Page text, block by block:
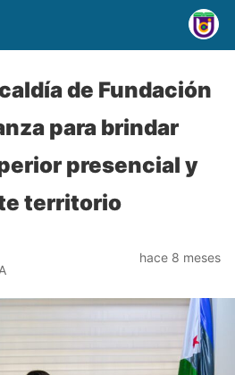
de Fundación
para brindar
presencial y
territorio
hace 8 meses